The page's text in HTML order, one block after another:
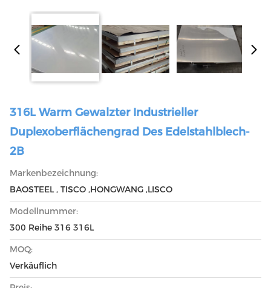
316L Warm Gewalzter Industrieller
Duplexoberflächengrad Des Edelstahlblech-
2B
Markenbezeichnung:
BAOSTEEL , TISCO ,HONGWANG ,LISCO
Modellnummer:
300 Reihe 316 316L
MOQ:
Verkäuflich